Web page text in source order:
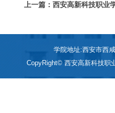
上一篇：西安高新科技职
学院地址:西安市西
CopyRight© 西安高新科技职